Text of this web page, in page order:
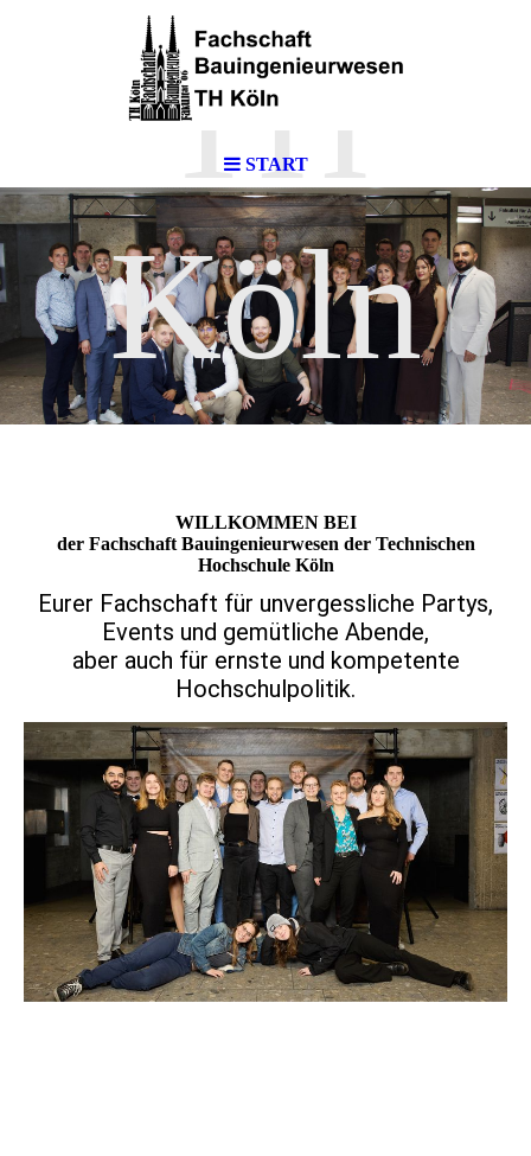
START
TH
Köln
WILLKOMMEN BEI
der Fachschaft Bauingenieurwesen der Technischen
Hochschule Köln
Eurer Fachschaft für unvergessliche Partys,
Events und gemütliche Abende,
aber auch für ernste und kompetente
Hochschulpolitik.